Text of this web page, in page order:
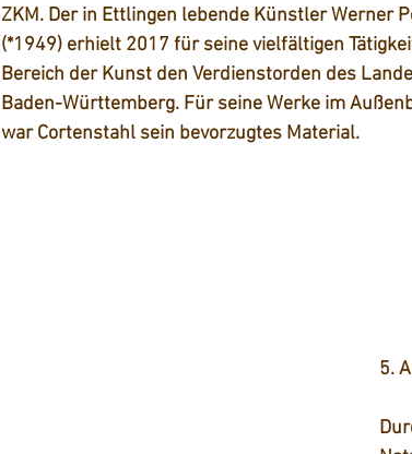
ZKM. Der in Ettlingen lebende Künstler Werner
(*1949) erhielt 2017 für seine vielfältigen
Bereich der Kunst den Verdienstorden des
Baden-Württemberg. Für seine Werke im
war Cortenstahl sein bevorzugtes Material.
5.